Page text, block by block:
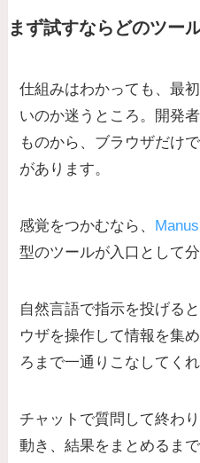
まず試すならどのツー
仕組みはわかっても、最
いのか迷うところ。開発
ものから、ブラウザだけ
があります。
感覚をつかむなら、
型のツールが入口として
自然言語で指示を投げる
ウザを操作して情報を集
ろまで一通りこなしてくれ
チャットで質問して終わ
動き、結果をまとめるま